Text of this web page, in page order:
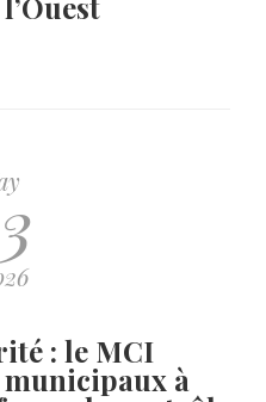
: le MCI
à